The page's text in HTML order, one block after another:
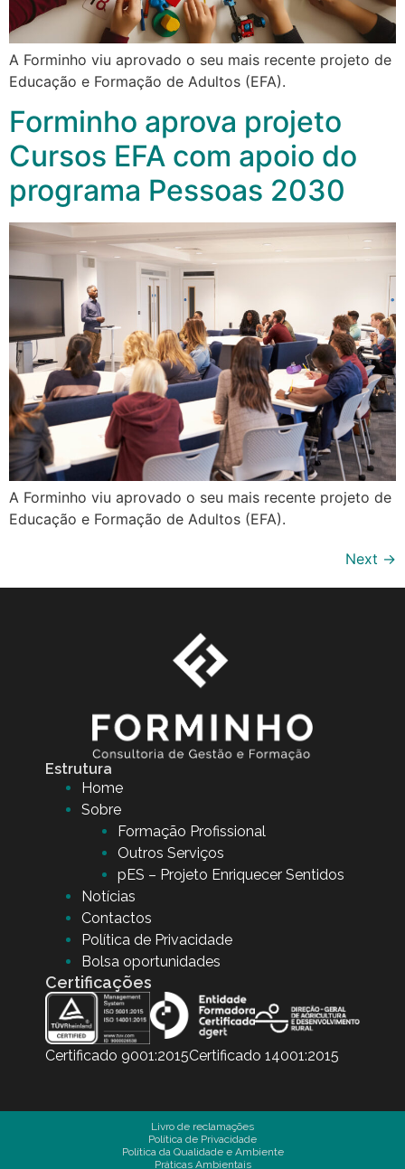
A Forminho viu aprovado o seu mais recente projeto de
Educação e Formação de Adultos (EFA).
Forminho aprova projeto
Cursos EFA com apoio do
programa Pessoas 2030
A Forminho viu aprovado o seu mais recente projeto de
Educação e Formação de Adultos (EFA).
Next →
Estrutura
Home
Sobre
Formação Profissional
Outros Serviços
pES – Projeto Enriquecer Sentidos
Notícias
Contactos
Política de Privacidade
Bolsa oportunidades
Certificações
Certificado 9001:2015Certificado 14001:2015
Livro de reclamações
Política de Privacidade
Política da Qualidade e Ambiente
Práticas Ambientais